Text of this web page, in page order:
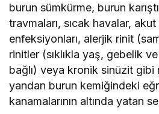
burun sümkürme, burun
travmaları, sıcak havalar,
enfeksiyonları, alerjik rinit
rinitler (sıklıkla yaş, gebelik
bağlı) veya kronik sinüzit gibi
yandan burun kemiğindeki
kanamalarının altında yatan